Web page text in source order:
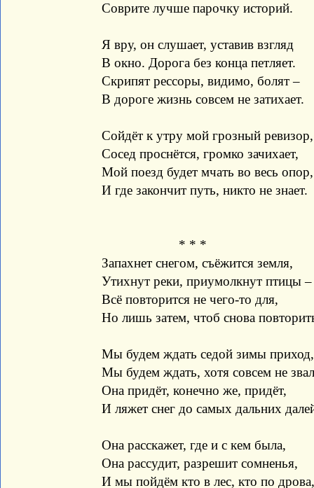
Соврите лучше парочку историй.
Я вру, он слушает, уставив взгляд
В окно. Дорога без конца петляет.
Скрипят рессоры, видимо, болят –
В дороге жизнь совсем не затихает.
Сойдёт к утру мой грозный ревизор,
Сосед проснётся, громко зачихает,
Мой поезд будет мчать во весь опор,
И где закончит путь, никто не знает.
* * *
Запахнет снегом, съёжится земля,
Утихнут реки, приумолкнут птицы –
Всё повторится не чего-то для,
Но лишь затем, чтоб снова
Мы будем ждать седой зимы приход,
Мы будем ждать, хотя совсем не
Она придёт, конечно же, придёт,
И ляжет снег до самых дальних
Она расскажет, где и с кем была,
Она рассудит, разрешит сомненья,
И мы пойдём кто в лес, кто по дрова,